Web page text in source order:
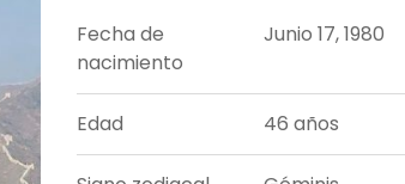
Fecha de
nacimiento
Junio 17, 1980
Edad 46 años